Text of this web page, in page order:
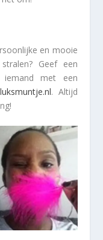
en mooie
Geef een
iemand met een
. Altijd